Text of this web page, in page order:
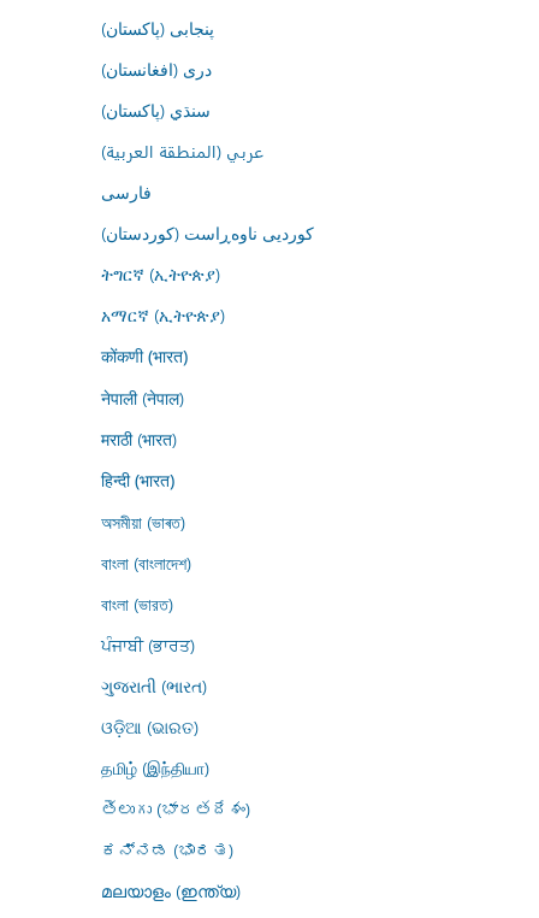
پنجابی (پاکستان)
درى (افغانستان)
سنڌي (پاکستان)
عربي (المنطقة العربية)
فارسى
کوردیی ناوەڕاست (کوردستان)
ትግርኛ (ኢትዮጵያ)
አማርኛ (ኢትዮጵያ)
कोंकणी (भारत)
नेपाली (नेपाल)
मराठी (भारत)
हिन्दी (भारत)
অসমীয়া (ভাৰত)
বাংলা (বাংলাদেশ)
বাংলা (ভারত)
ਪੰਜਾਬੀ (ਭਾਰਤ)
ગુજરાતી (ભારત)
ଓଡ଼ିଆ (ଭାରତ)
தமிழ் (இந்தியா)
తెలుగు (భారతదేశం)
ಕನ್ನಡ (ಭಾರತ)
മലയാളം (ഇന്ത്യ)